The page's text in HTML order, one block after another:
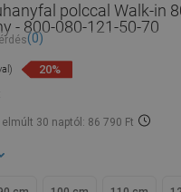
polccal Walk-in
- 800-080-121-50-70
(0)
20%
30 naptól: 86 790 Ft